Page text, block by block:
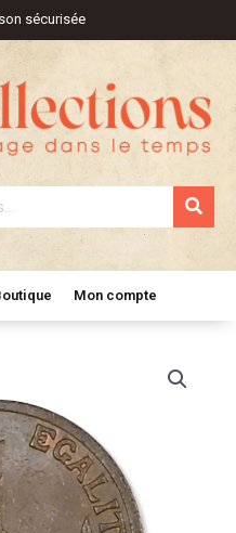
sécurisée
Mon compte